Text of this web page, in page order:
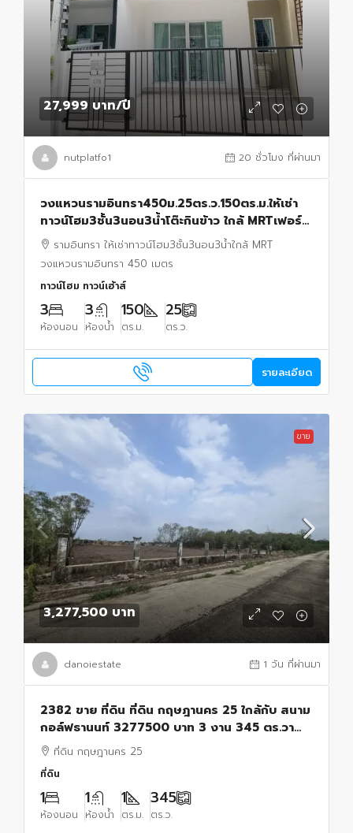
27,999 บาท/ปี
nutplatfo1 20 ชั่วโมง ที่ผ่านมา
วงแหวนรามอินทรา450ม.25ตร.ว.150ตร.ม.ให้เช่า
ทาวน์โฮม3ชั้น3นอน3น้ำโต๊ะกินข้าว ใกล้ MRTเฟอร์
ครบ โซฟา เตียงนอน แอร์4 พร้อมเข้าอยู่รามอินทรา
รามอินทรา ให้เช่าทาวน์โฮม3ชั้น3นอน3น้ำใกล้ MRT
วงแหวนรามอินทรา 450 เมตร
ทาวน์โฮม ทาวน์เฮ้าส์
3
ห้องนอน
3
ห้องน้ำ
150
ตร.ม.
25
ตร.ว.
รายละเอียด
ขาย
3,277,500 บาท
danoiestate 1 วัน ที่ผ่านมา
2382 ขาย ที่ดิน ที่ดิน กฤษฎานคร 25 ใกล้กับ สนาม
กอล์ฟธานนท์ 3277500 บาท 3 งาน 345 ตร.วา
กรุงเทพ มีนบุรี
ที่ดิน กฤษฎานคร 25
ที่ดิน
1
ห้องนอน
1
ห้องน้ำ
1
ตร.ม.
345
ตร.ว.